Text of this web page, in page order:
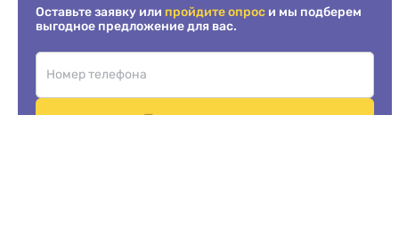
Оставьте заявку или пройдите опрос и мы подберем
выгодное предложение для вас.
Перезвоните мне